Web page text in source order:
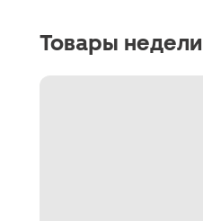
Товары недели